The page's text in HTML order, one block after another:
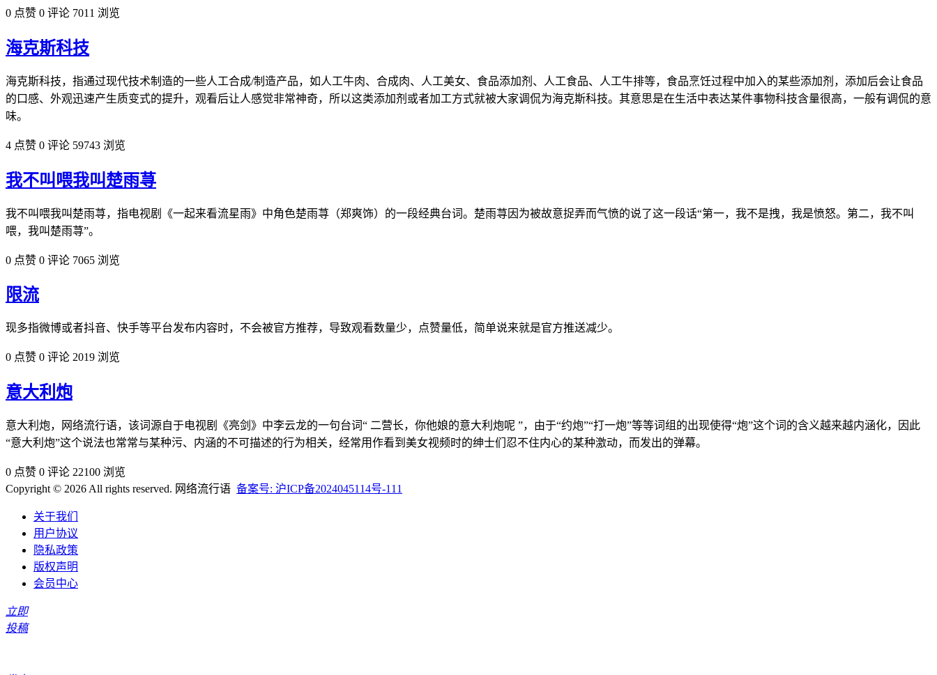
0 点赞 0 评论 7011 浏览
海克斯科技
海克斯科技，指通过现代技术制造的一些人工合成/制造产品，如人工牛肉、合成肉、人工美女、食品添加剂、人工食品、人工牛排等，食品烹饪过程中加入的某些添加剂，添加后会让食品
的口感、外观迅速产生质变式的提升，观看后让人感觉非常神奇，所以这类添加剂或者加工方式就被大家调侃为海克斯科技。其意思是在生活中表达某件事物科技含量很高，一般有调侃的意
味。
4 点赞 0 评论 59743 浏览
我不叫喂我叫楚雨荨
我不叫喂我叫楚雨荨，指电视剧《一起来看流星雨》中角色楚雨荨（郑爽饰）的一段经典台词。楚雨荨因为被故意捉弄而气愤的说了这一段话“第一，我不是拽，我是愤怒。第二，我不叫
喂，我叫楚雨荨”。
0 点赞 0 评论 7065 浏览
限流
现多指微博或者抖音、快手等平台发布内容时，不会被官方推荐，导致观看数量少，点赞量低，简单说来就是官方推送减少。
0 点赞 0 评论 2019 浏览
意大利炮
意大利炮，网络流行语，该词源自于电视剧《亮剑》中李云龙的一句台词“ 二营长，你他娘的意大利炮呢 ”，由于“约炮”“打一炮”等等词组的出现使得“炮”这个词的含义越来越内涵化，因此
“意大利炮”这个说法也常常与某种污、内涵的不可描述的行为相关，经常用作看到美女视频时的绅士们忍不住内心的某种激动，而发出的弹幕。
0 点赞 0 评论 22100 浏览
Copyright © 2026 All rights reserved. 网络流行语 备案号: 沪ICP备2024045114号-111
关于我们
用户协议
隐私政策
版权声明
会员中心
立即
投稿